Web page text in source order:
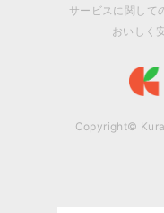
サービスに関して
おいしく
Copyright©